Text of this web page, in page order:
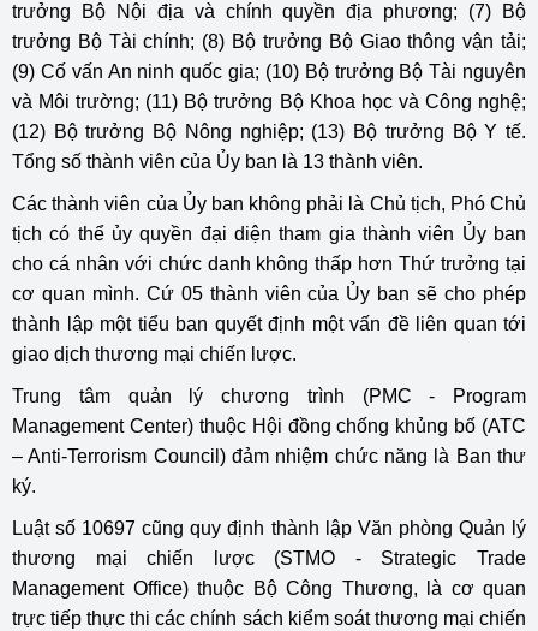
trưởng Bộ Nội địa và chính quyền địa phương; (7) Bộ
trưởng Bộ Tài chính; (8) Bộ trưởng Bộ Giao thông vận tải;
(9) Cố vấn An ninh quốc gia; (10) Bộ trưởng Bộ Tài nguyên
và Môi trường; (11) Bộ trưởng Bộ Khoa học và Công nghệ;
(12) Bộ trưởng Bộ Nông nghiệp; (13) Bộ trưởng Bộ Y tế.
Tổng số thành viên của Ủy ban là 13 thành viên.
Các thành viên của Ủy ban không phải là Chủ tịch, Phó Chủ
tịch có thể ủy quyền đại diện tham gia thành viên Ủy ban
cho cá nhân với chức danh không thấp hơn Thứ trưởng tại
cơ quan mình. Cứ 05 thành viên của Ủy ban sẽ cho phép
thành lập một tiểu ban quyết định một vấn đề liên quan tới
giao dịch thương mại chiến lược.
Trung tâm quản lý chương trình (PMC - Program
Management Center) thuộc Hội đồng chống khủng bố (ATC
– Anti-Terrorism Council) đảm nhiệm chức năng là Ban thư
ký.
Luật số 10697 cũng quy định thành lập Văn phòng Quản lý
thương mại chiến lược (STMO - Strategic Trade
Management Office) thuộc Bộ Công Thương, là cơ quan
trực tiếp thực thi các chính sách kiểm soát thương mại chiến